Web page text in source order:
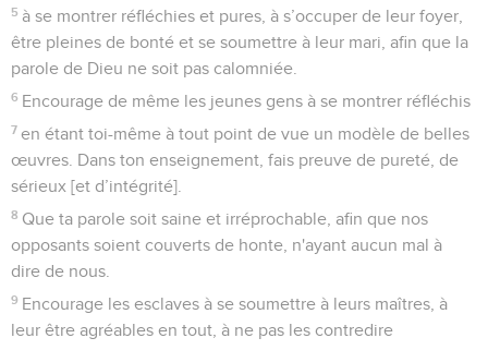
5 à se montrer réfléchies et pures, à s’occuper de leur foyer,
être pleines de bonté et se soumettre à leur mari, afin que la
parole de Dieu ne soit pas calomniée.
6 Encourage de même les jeunes gens à se montrer réfléchis
7 en étant toi-même à tout point de vue un modèle de belles
œuvres. Dans ton enseignement, fais preuve de pureté, de
sérieux [et d’intégrité].
8 Que ta parole soit saine et irréprochable, afin que nos
opposants soient couverts de honte, n'ayant aucun mal à
dire de nous.
9 Encourage les esclaves à se soumettre à leurs maîtres, à
leur être agréables en tout, à ne pas les contredire